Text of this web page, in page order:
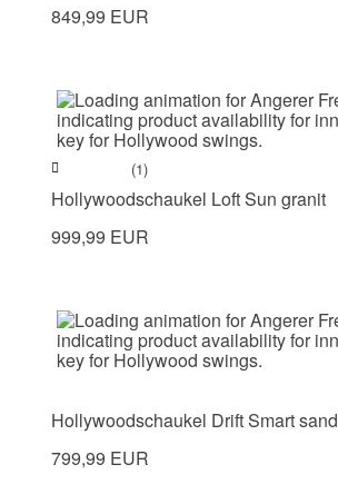
849,99 EUR
(1)
Hollywoodschaukel Loft Sun granit
999,99 EUR
Hollywoodschaukel Drift Smart sand
799,99 EUR